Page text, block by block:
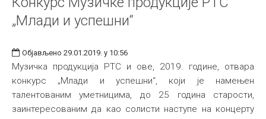
„Млади и успешни“
Објављено 29.01.2019. у 10:56
Музичка продукција РТС и ове, 2019. године, отвара
конкурс „Млади и успешни“, који је намењен
талентованим уметницима, до 25 година старости,
заинтересованим да као солисти наступе на концерту